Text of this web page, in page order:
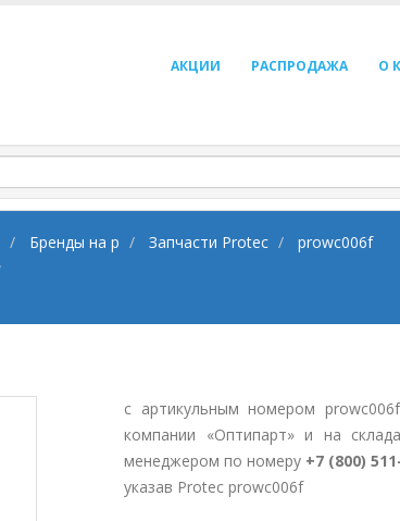
АКЦИИ РАСПРОДАЖА О
Бренды на p Запчасти Protec prowc006f
с артикульным номером
компании «Оптипарт» и на
менеджером по номеру +7 (800)
указав Protec prowc006f